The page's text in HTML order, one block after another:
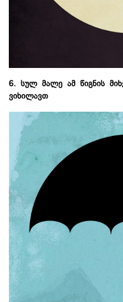
6. სულ მალე ამ წიგნის
ვიხილავთ